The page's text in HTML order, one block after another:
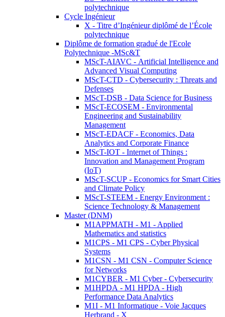
polytechnique
Cycle Ingénieur
X - Titre d’Ingénieur diplômé de l’École
polytechnique
Diplôme de formation gradué de l'Ecole
Polytechnique -MSc&T
MScT-AIAVC - Artificial Intelligence and
Advanced Visual Computing
MScT-CTD - Cybersecurity : Threats and
Defenses
MScT-DSB - Data Science for Business
MScT-ECOSEM - Environmental
Engineering and Sustainability
Management
MScT-EDACF - Economics, Data
Analytics and Corporate Finance
MScT-IOT - Internet of Things :
Innovation and Management Program
(IoT)
MScT-SCUP - Economics for Smart Cities
and Climate Policy
MScT-STEEM - Energy Environment :
Science Technology & Management
Master (DNM)
M1APPMATH - M1 - Applied
Mathematics and statistics
M1CPS - M1 CPS - Cyber Physical
Systems
M1CSN - M1 CSN - Computer Science
for Networks
M1CYBER - M1 Cyber - Cybersecurity
M1HPDA - M1 HPDA - High
Performance Data Analytics
M1I - M1 Informatique - Voie Jacques
Herbrand - X